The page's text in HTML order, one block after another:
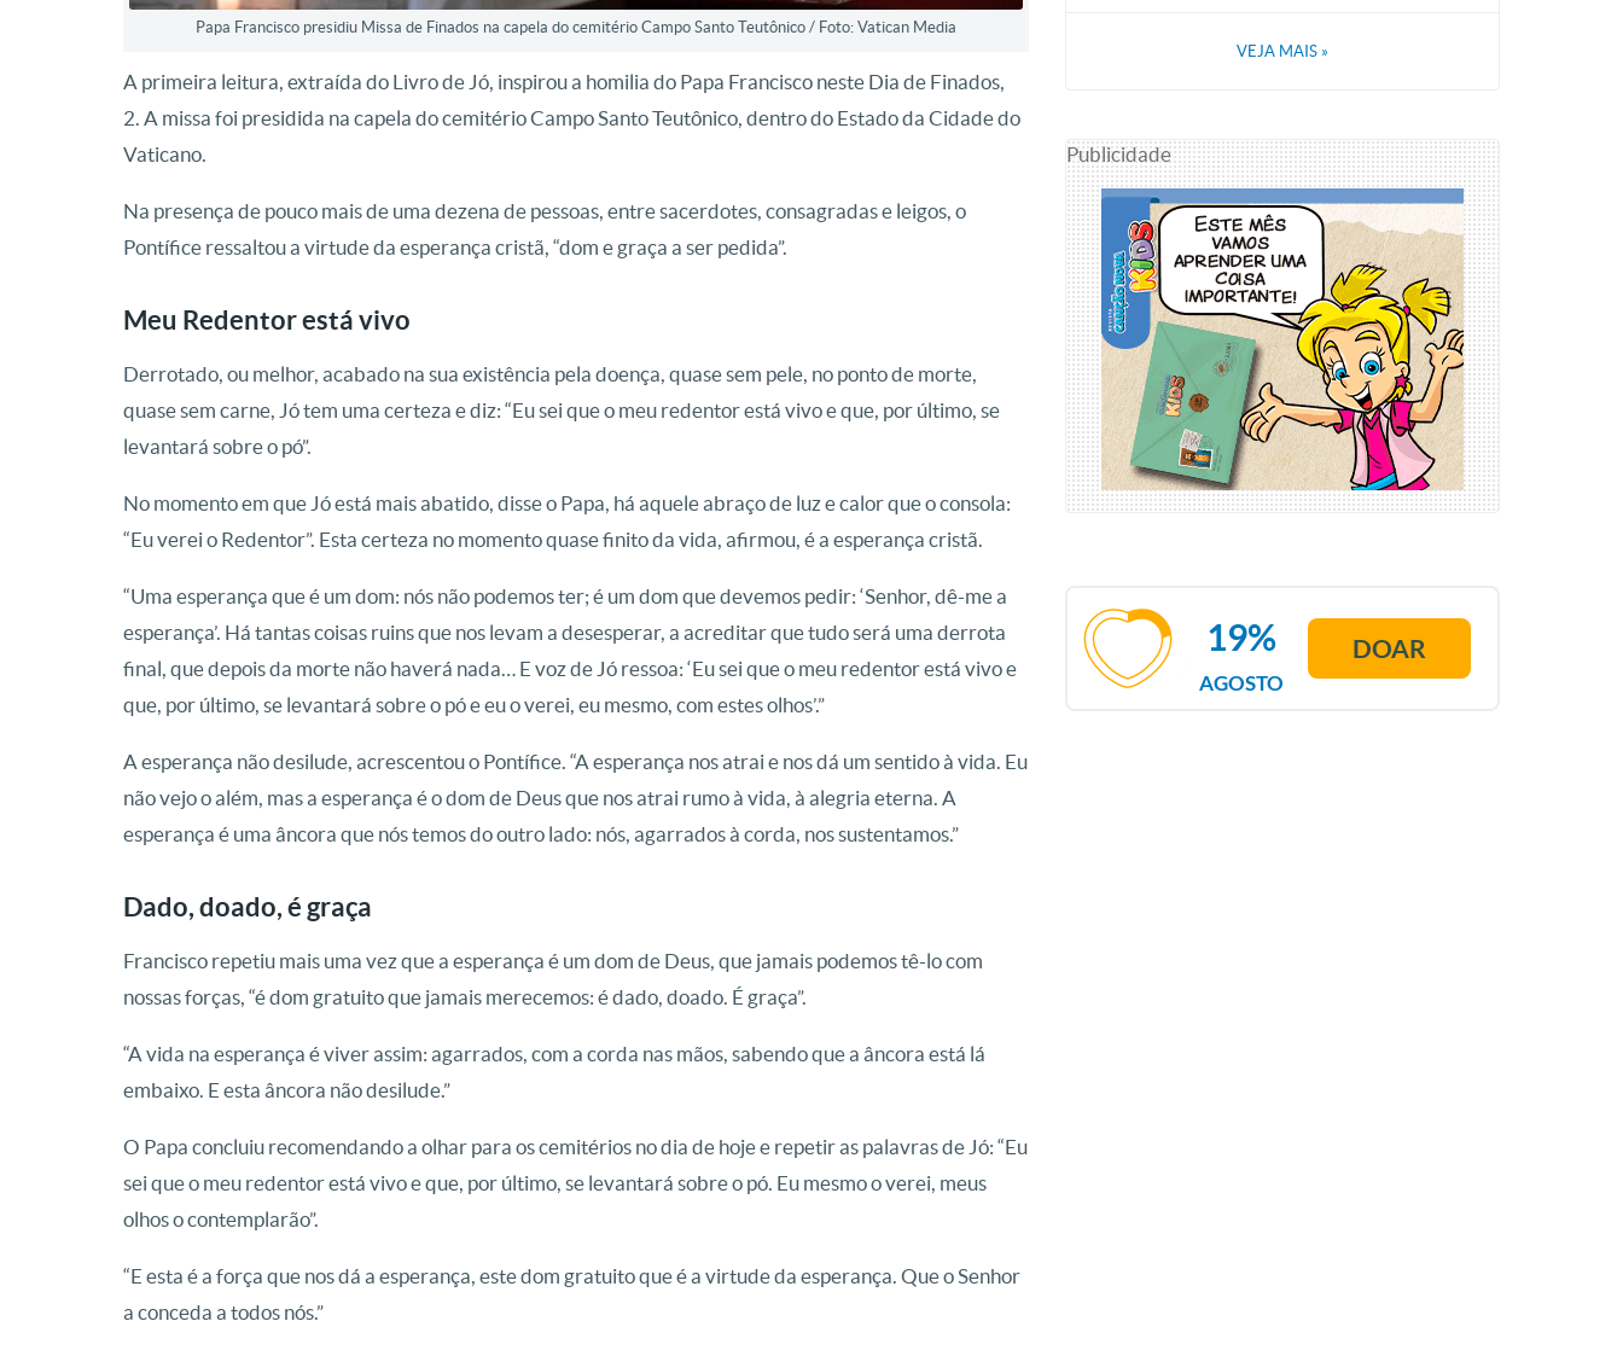
Papa Francisco presidiu Missa de Finados na capela do cemitério Campo Santo Teutônico / Foto: Vatican Media
A primeira leitura, extraída do Livro de Jó, inspirou a homilia do Papa Francisco neste Dia de Finados,
2. A missa foi presidida na capela do cemitério Campo Santo Teutônico, dentro do Estado da Cidade do
Vaticano.
Na presença de pouco mais de uma dezena de pessoas, entre sacerdotes, consagradas e leigos, o
Pontífice ressaltou a virtude da esperança cristã, “dom e graça a ser pedida”.
Meu Redentor está vivo
Derrotado, ou melhor, acabado na sua existência pela doença, quase sem pele, no ponto de morte,
quase sem carne, Jó tem uma certeza e diz: “Eu sei que o meu redentor está vivo e que, por último, se
levantará sobre o pó”.
No momento em que Jó está mais abatido, disse o Papa, há aquele abraço de luz e calor que o consola:
“Eu verei o Redentor”. Esta certeza no momento quase finito da vida, afirmou, é a esperança cristã.
“Uma esperança que é um dom: nós não podemos ter; é um dom que devemos pedir: ‘Senhor, dê-me a
esperança’. Há tantas coisas ruins que nos levam a desesperar, a acreditar que tudo será uma derrota
final, que depois da morte não haverá nada… E voz de Jó ressoa: ‘Eu sei que o meu redentor está vivo e
que, por último, se levantará sobre o pó e eu o verei, eu mesmo, com estes olhos’.”
A esperança não desilude, acrescentou o Pontífice. “A esperança nos atrai e nos dá um sentido à vida. Eu
não vejo o além, mas a esperança é o dom de Deus que nos atrai rumo à vida, à alegria eterna. A
esperança é uma âncora que nós temos do outro lado: nós, agarrados à corda, nos sustentamos.”
Dado, doado, é graça
Francisco repetiu mais uma vez que a esperança é um dom de Deus, que jamais podemos tê-lo com
nossas forças, “é dom gratuito que jamais merecemos: é dado, doado. É graça”.
“A vida na esperança é viver assim: agarrados, com a corda nas mãos, sabendo que a âncora está lá
embaixo. E esta âncora não desilude.”
O Papa concluiu recomendando a olhar para os cemitérios no dia de hoje e repetir as palavras de Jó: “Eu
sei que o meu redentor está vivo e que, por último, se levantará sobre o pó. Eu mesmo o verei, meus
olhos o contemplarão”.
“E esta é a força que nos dá a esperança, este dom gratuito que é a virtude da esperança. Que o Senhor
a conceda a todos nós.”
VEJA MAIS »
Publicidade
AGOSTO
19% DOAR